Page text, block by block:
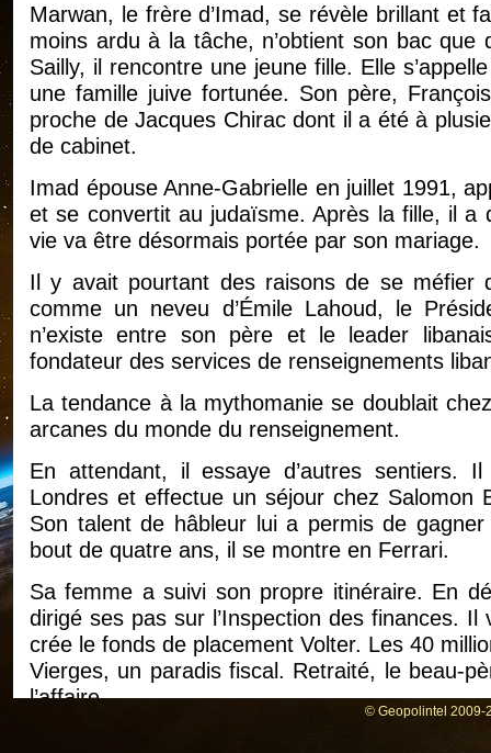
Marwan, le frère d’Imad, se révèle brillant et
moins ardu à la tâche, n’obtient son bac
Sailly, il rencontre une jeune fille. Elle
une famille juive fortunée. Son père,
proche de Jacques Chirac dont il a été à
de cabinet.
Imad épouse Anne-Gabrielle en juillet 1991,
et se convertit au judaïsme. Après la fille, il a
vie va être désormais portée par son mariage.
Il y avait pourtant des raisons de se méfier
comme un neveu d’Émile Lahoud, le
n’existe entre son père et le leader
fondateur des services de renseignements
La tendance à la mythomanie se doublait
arcanes du monde du renseignement.
En attendant, il essaye d’autres sentiers.
Londres et effectue un séjour chez Salomon
Son talent de hâbleur lui a permis de
bout de quatre ans, il se montre en Ferrari.
Sa femme a suivi son propre itinéraire. En
dirigé ses pas sur l’Inspection des finances.
crée le fonds de placement Volter. Les 40
Vierges, un paradis fiscal. Retraité, le beau-
l’affaire.
© Geopolintel 2009-